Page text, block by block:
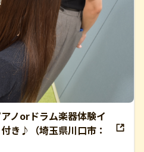
ノorドラム楽器体験イ
き♪（埼玉県川口市：